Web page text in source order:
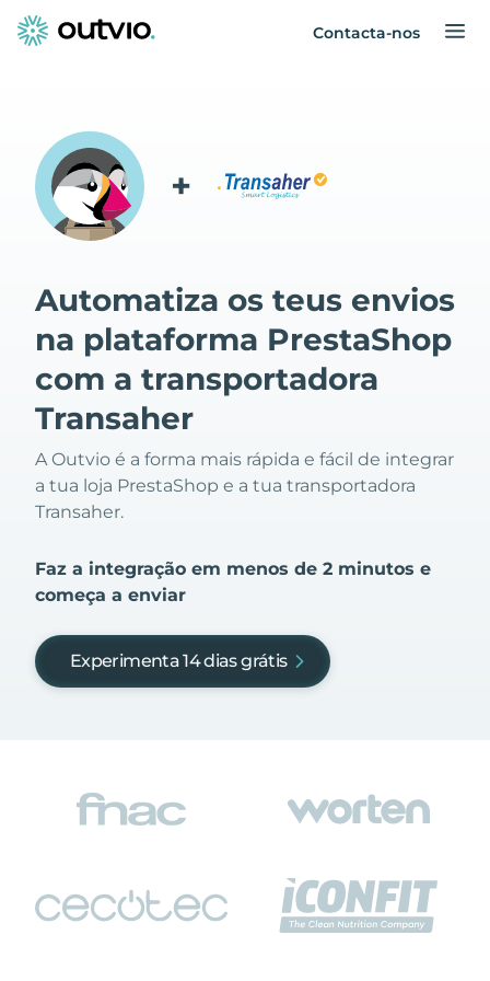
Contacta-nos
+
Automatiza os teus envios
na plataforma PrestaShop
com a transportadora
Transaher
A Outvio é a forma mais rápida e fácil de integrar
a tua loja PrestaShop e a tua transportadora
Transaher.
Faz a integração em menos de 2 minutos e
começa a enviar
Experimenta 14 dias grátis